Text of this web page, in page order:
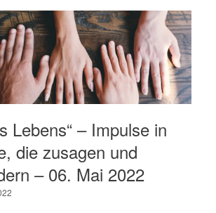
Lebens“ – Impulse in
die zusagen und
– 06. Mai 2022